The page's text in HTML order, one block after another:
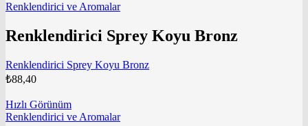
Renklendirici ve Aromalar
Renklendirici Sprey Koyu Bronz
Renklendirici Sprey Koyu Bronz
₺88,40
Hızlı Görünüm
Renklendirici ve Aromalar